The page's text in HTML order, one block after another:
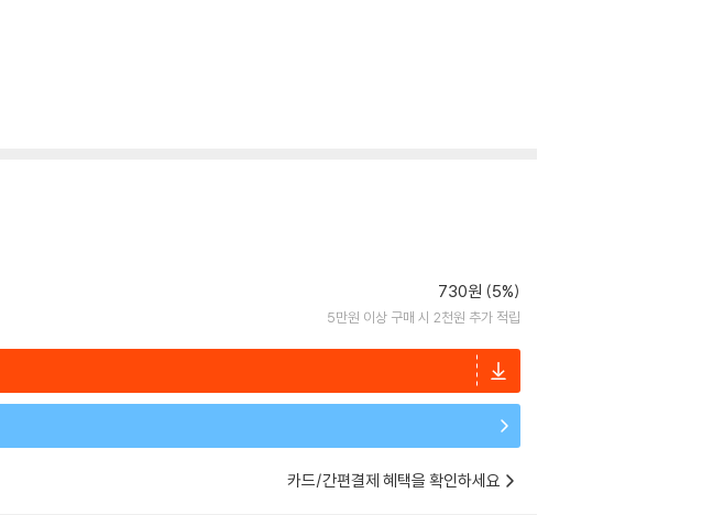
730원 (5%)
5만원 이상 구매 시 2천원 추가 적립
카드/간편결제 혜택을 확인하세요